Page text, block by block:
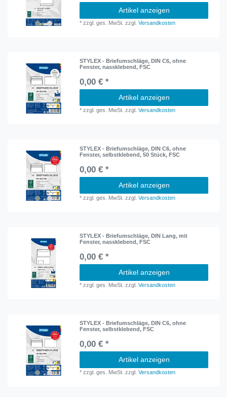
Artikel anzeigen
*zzgl. ges. MwSt. zzgl.Versandkosten
STYLEX - Briefumschläge, DIN C6, ohne
Fenster, nassklebend, FSC
0,00 € *
Artikel anzeigen
*zzgl. ges. MwSt. zzgl.Versandkosten
STYLEX - Briefumschläge, DIN C6, ohne
Fenster, selbstklebend, 50 Stück, FSC
0,00 € *
Artikel anzeigen
*zzgl. ges. MwSt. zzgl.Versandkosten
STYLEX - Briefumschläge, DIN Lang, mit
Fenster, nassklebend, FSC
0,00 € *
Artikel anzeigen
*zzgl. ges. MwSt. zzgl.Versandkosten
STYLEX - Briefumschläge, DIN C6, ohne
Fenster, selbstklebend, FSC
0,00 € *
Artikel anzeigen
*zzgl. ges. MwSt. zzgl.Versandkosten